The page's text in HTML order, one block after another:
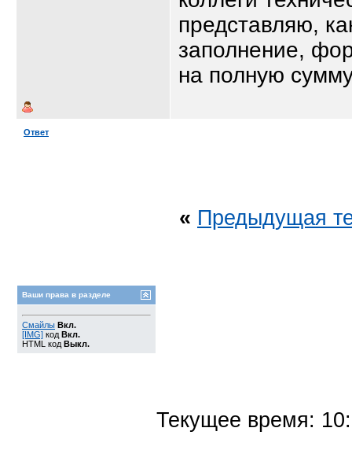
представляю,
заполнение,
на полную
Ответ
« Предыдущая
Ваши права в разделе
Смайлы Вкл.
[IMG] код Вкл.
HTML код Выкл.
Текущее время: